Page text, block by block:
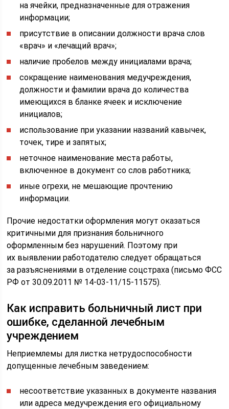
на ячейки, предназначенные для отражения
информации;
присутствие в описании должности врача слов
«врач» и «лечащий врач»;
наличие пробелов между инициалами врача;
сокращение наименования медучреждения,
должности и фамилии врача до количества
имеющихся в бланке ячеек и исключение
инициалов;
использование при указании названий кавычек,
точек, тире и запятых;
неточное наименование места работы,
включенное в документ со слов работника;
иные огрехи, не мешающие прочтению
информации.
Прочие недостатки оформления могут оказаться
критичными для признания больничного
оформленным без нарушений. Поэтому при
их выявлении работодателю следует обращаться
за разъяснениями в отделение соцстраха (письмо ФСС
РФ от 30.09.2011 № 14-03-11/15-11575).
Как исправить больничный лист при
ошибке, сделанной лечебным
учреждением
Неприемлемы для листка нетрудоспособности
допущенные лечебным заведением:
несоответствие указанных в документе названия
или адреса медучреждения его официальному